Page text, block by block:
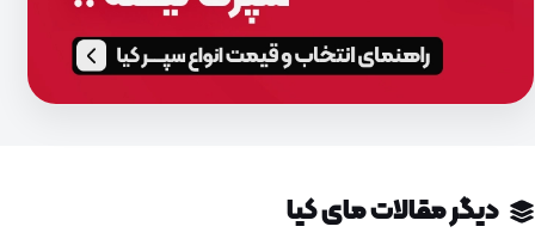
دیگر مقالات مای کیا